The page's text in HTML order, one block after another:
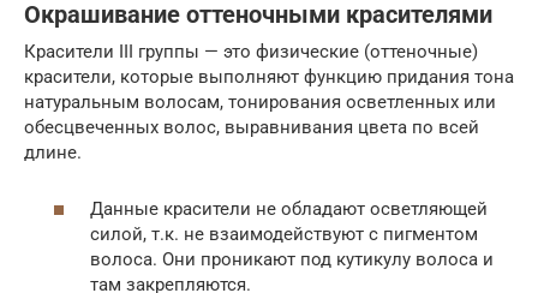
Окрашивание оттеночными красителями
Красители III группы — это физические (оттеночные)
красители, которые выполняют функцию придания тона
натуральным волосам, тонирования осветленных или
обесцвеченных волос, выравнивания цвета по всей
длине.
Данные красители не обладают осветляющей
силой, т.к. не взаимодействуют с пигментом
волоса. Они проникают под кутикулу волоса и
там закрепляются.